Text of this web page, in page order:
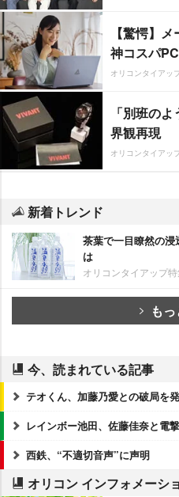
【驚愕】
神コスパPC
オリコンタイアッ
「別班の
界観再現
オリコンタイアッ
新着トレンド
茶葉で一目瞭然の浸
は
オリコンタイアップ特
も
今、読まれている記事
テオくん、加藤乃愛との破局を
レインボー池田、佐藤佳奈と電
西鉄、“不適切音声”に声明
オリコン インフォメーシ